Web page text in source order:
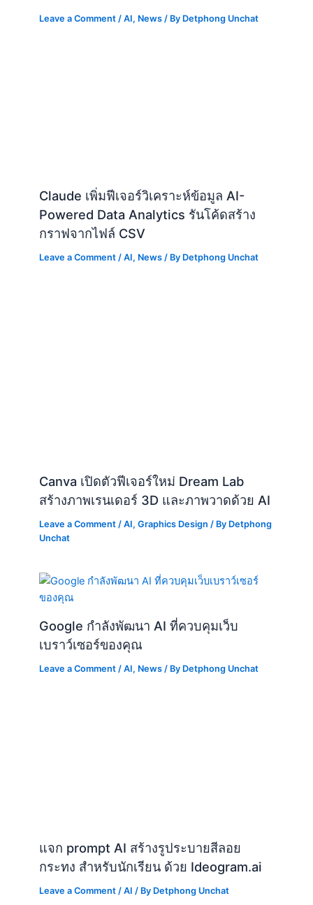
Leave a Comment /AI, News / By Detphong Unchat
Claude เพิ่มฟีเจอร์วิเคราะห์ข้อมูล AI-
Powered Data Analytics รันโค้ดสร้าง
กราฟจากไฟล์ CSV
Leave a Comment /AI, News / By Detphong Unchat
Canva เปิดตัวฟีเจอร์ใหม่ Dream Lab
สร้างภาพเรนเดอร์ 3D และภาพวาดด้วย AI
Leave a Comment /AI,Graphics Design / By Detphong
Unchat
Google กำลังพัฒนา AI ที่ควบคุมเว็บ
เบราว์เซอร์ของคุณ
Leave a Comment /AI, News / By Detphong Unchat
แจก prompt AI สร้างรูประบายสีลอย
กระทง สำหรับนักเรียน ด้วย Ideogram.ai
Leave a Comment /AI / By Detphong Unchat